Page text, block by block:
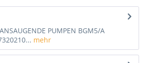
PUMPEN BGM5/A
mehr